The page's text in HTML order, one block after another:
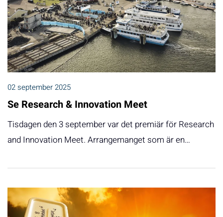
02 september 2025
Se Research & Innovation Meet
Tisdagen den 3 september var det premiär för Research
and Innovation Meet. Arrangemanget som är en…